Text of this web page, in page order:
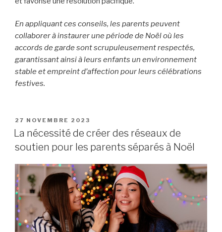
En appliquant ces conseils, les parents peuvent
collaborer à instaurer une période de Noël où les
accords de garde sont scrupuleusement respectés,
garantissant ainsi à leurs enfants un environnement
stable et empreint d’affection pour leurs célébrations
festives.
PUBLIÉ
LE
27 NOVEMBRE 2023
La nécessité de créer des réseaux de
soutien pour les parents séparés à Noël